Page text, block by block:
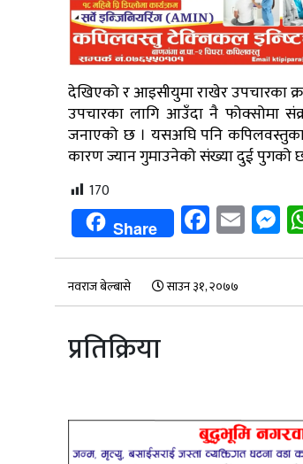
देखिएको र आइसीयुमा राखेर उपचारका
उपचारका लागि आउँदा नै फोक्सोमा
जनाएको छ । यसअघि पनि
कारण ज्यान गुमाउनेको संख्या दुई पुगको
170
Share
नवराज बेल्बासे साउन ३१, २०७७
प्रतिक्रिया